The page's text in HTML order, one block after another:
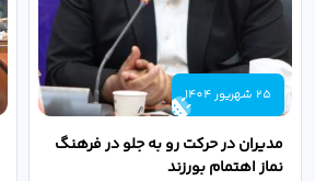
25 شهریور 1404
مدیران در حرکت رو به جلو در فرهنگ
نماز اهتمام بورزند